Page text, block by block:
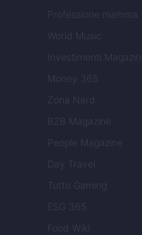
Professione mamma
World Music
Investimenti Magazine
Money 365
Zona Nerd
B2B Magazine
People Magazine
Day Travel
Tutto Gaming
ESG 365
Food Wiki